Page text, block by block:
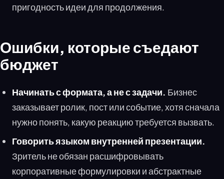
пригодность идеи для продолжения.
Ошибки, которые съедают
бюджет
Начинать с формата, а не с задачи. Бизнес
заказывает ролик, пост или событие, хотя сначала
нужно понять, какую реакцию требуется вызвать.
Говорить языком внутренней презентации.
Зритель не обязан расшифровывать
корпоративные формулировки и абстрактные